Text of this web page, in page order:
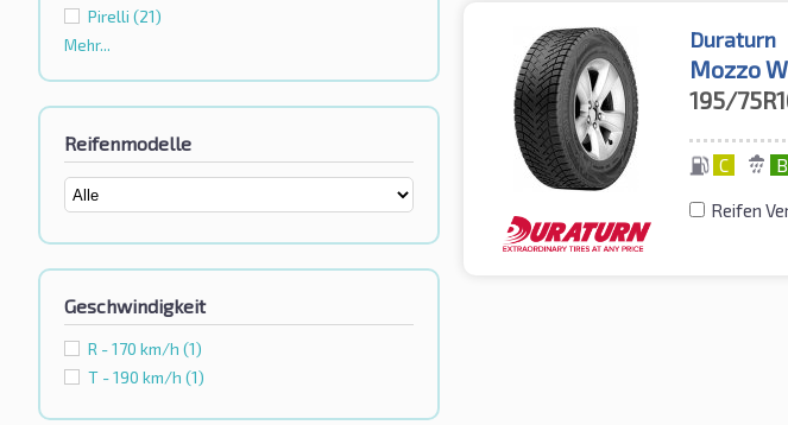
Pirelli (21)
Mehr...
Reifenmodelle
Geschwindigkeit
R - 170 km/h (1)
T - 190 km/h (1)
Duraturn
Mozzo
195/
C B
Reifen